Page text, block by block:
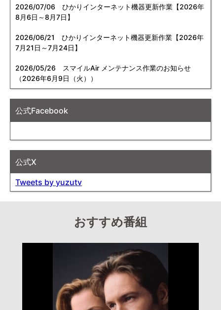
2026/07/06 ひかりインターネット機器更新作業【2026年
8月6日～8月7日】
2026/06/21
ひかりインターネット機器更新作業【2026年
7月21日～7月24日】
2026/05/26 スマイルAir メンテナンス作業のお知らせ
（2026年6月9日（火））
公式Facebook
公式X
Tweets by yuzutv
おすすめ番組